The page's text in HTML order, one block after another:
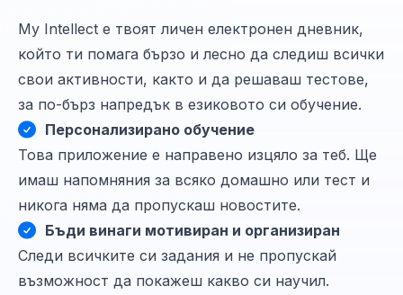
My Intellect е твоят личен електронен дневник,
който ти помага бързо и лесно да следиш всички
свои активности, както и да решаваш тестове,
за по-бърз напредък в езиковото си обучение.
Персонализирано обучение
Това приложение е направено изцяло за теб. Ще
имаш напомняния за всяко домашно или тест и
никога няма да пропускаш новостите.
Бъди винаги мотивиран и организиран
Следи всичките си задания и не пропускай
възможност да покажеш какво си научил.